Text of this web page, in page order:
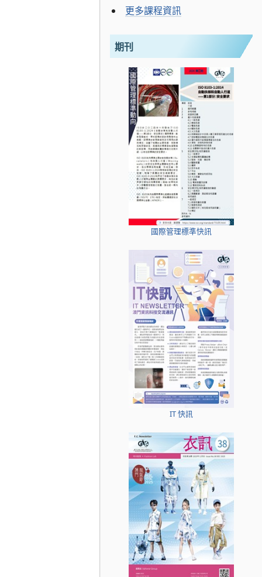
更多課程資訊
期刊
國際管理標準快訊
IT 快訊